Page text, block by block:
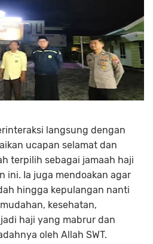
langsung dengan
ucapan selamat dan
terpilih sebagai jamaah haji
ini. Ia juga mendoakan agar
hingga kepulangan nanti
kesehatan,
haji yang mabrur dan
oleh Allah SWT.